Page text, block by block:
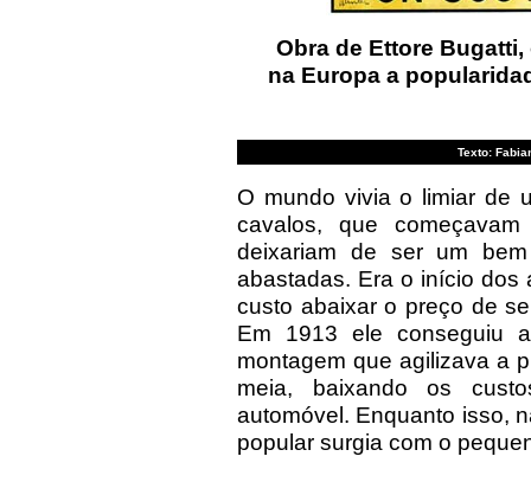
Obra de Ettore
na Europa a
Texto:
O mundo vivia o limiar de
cavalos, que
deixariam de ser um
abastadas. Era o início dos
custo abaixar o preço de
Em 1913 ele conseguiu
montagem que agilizava a
meia, baixando os
automóvel. Enquanto isso,
popular surgia com o